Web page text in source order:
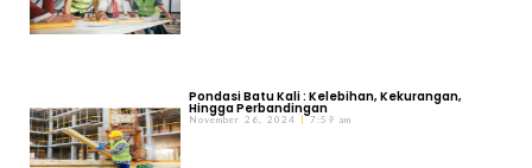
Pondasi Batu Kali : Kelebihan, Kekurangan,
Hingga Perbandingan
November 26, 2024 7:59 am